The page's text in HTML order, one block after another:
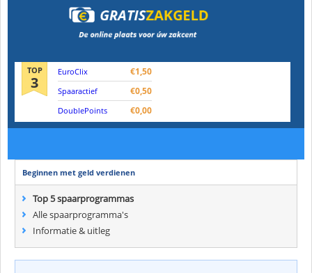
TOP
3
EuroClix €1,50
Spaaractief €0,50
DoublePoints €0,00
Beginnen met geld verdienen
Top 5 spaarprogrammas
Alle spaarprogramma's
Informatie & uitleg